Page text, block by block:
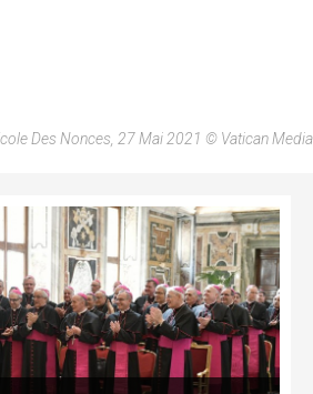
Des Nonces, 27 Mai 2021 © Vatican Media